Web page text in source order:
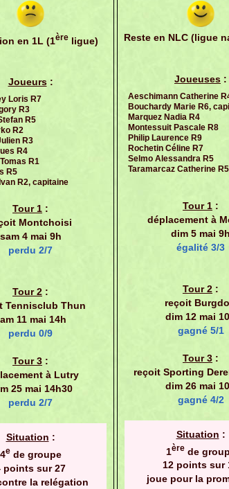
en 1L (1èreligue)
Joueurs:
Loris R7
R3
R5
R2
R3
R4
R1
R5
R2, capitaine
Tour 1 :
Montchoisi
sam 4 mai 9h
perdu 2/7
Tour 2 :
Tennisclub Thun
11 mai 14h
perdu 0/9
Tour 3 :
à Lutry
25 mai 14h30
perdu 2/7
Situation :
4ede groupe
points sur 27
la relégation
Reste en NLC (ligue
Joueuses :
Aeschimann Catherine
Bouchardy Marie R6,
Marquez Nadia R4
Montessuit Pascale R8
Philip Laurence R9
Rochetin Céline R7
Selmo Alessandra R5
Taramarcaz Catherine R5
Tour 1 :
déplacement à
dim 5 mai 9h
égalité 3/3
Tour 2 :
reçoit
dim 12 mai
gagné 5/1
Tour 3 :
reçoit Sporting
dim 26 mai
gagné 4/2
Situation :
1èrede
12 points sur
joue pour la